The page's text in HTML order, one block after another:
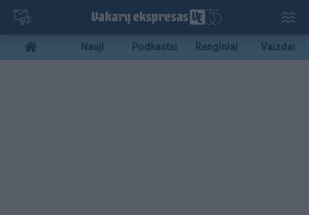
Pereiti
pagrindinį
turinį
Mobile
menu
Nauji Podkastai Renginiai Vaizdai